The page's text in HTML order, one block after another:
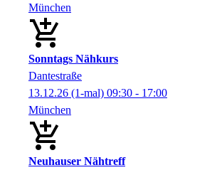
München
Sonntags Nähkurs
Dantestraße
13.12.26 (1-mal) 09:30 - 17:00
München
Neuhauser Nähtreff